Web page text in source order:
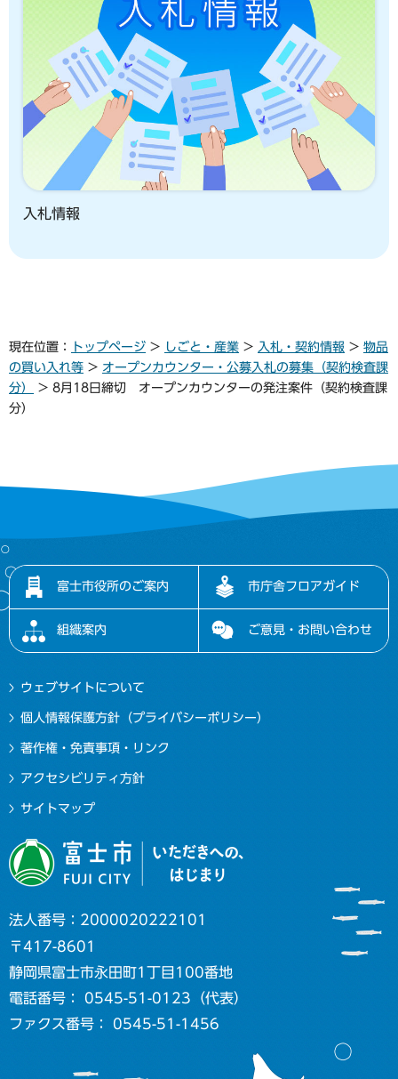
入札情報
現在位置： トップページ > しごと・産業 > 入札・契約情報 > 物品
の買い入れ等 > オープンカウンター・公募入札の募集（契約検査課
分）
> 8月18日締切 オープンカウンターの発注案件（契約検査課
分）
富士市役所のご案内 市庁舎フロアガイド
組織案内 ご意見・お問い合わせ
ウェブサイトについて
個人情報保護方針（プライバシーポリシー）
著作権・免責事項・リンク
アクセシビリティ方針
サイトマップ
法人番号：2000020222101
〒417-8601
静岡県富士市永田町1丁目100番地
電話番号： 0545-51-0123（代表）
ファクス番号： 0545-51-1456